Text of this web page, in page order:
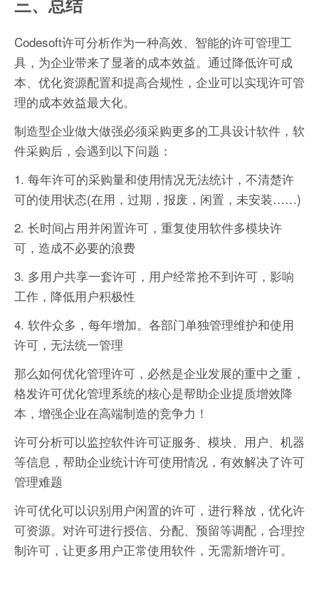
Codesoft许可分析作为一种高效、智能的许可管理工
具，为企业带来了显著的成本效益。通过降低许可成
本、优化资源配置和提高合规性，企业可以实现许可管
理的成本效益最大化。
制造型企业做大做强必须采购更多的工具设计软件，软
件采购后，会遇到以下问题：
1. 每年许可的采购量和使用情况无法统计，不清楚许
可的使用状态(在用，过期，报废，闲置，未安装……)
2. 长时间占用并闲置许可，重复使用软件多模块许
可，造成不必要的浪费
3. 多用户共享一套许可，用户经常抢不到许可，影响
工作，降低用户积极性
4. 软件众多，每年增加。各部门单独管理维护和使用
许可，无法统一管理
那么如何优化管理许可，必然是企业发展的重中之重，
格发许可优化管理系统的核心是帮助企业提质增效降
本，增强企业在高端制造的竞争力！
许可分析可以监控软件许可证服务、模块、用户、机器
等信息，帮助企业统计许可使用情况，有效解决了许可
管理难题
许可优化可以识别用户闲置的许可，进行释放，优化许
可资源。对许可进行授信、分配、预留等调配，合理控
制许可，让更多用户正常使用软件，无需新增许可。